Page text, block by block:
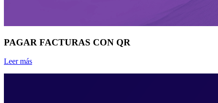
PAGAR FACTURAS CON QR
Leer más